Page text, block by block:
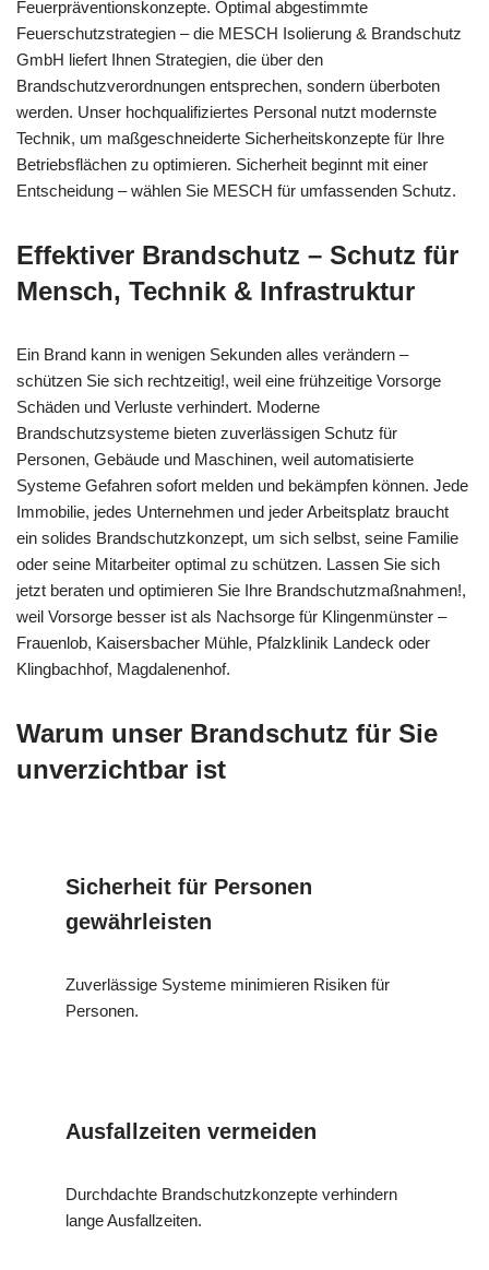
Feuerpräventionskonzepte. Optimal abgestimmte
Feuerschutzstrategien – die MESCH Isolierung & Brandschutz
GmbH liefert Ihnen Strategien, die über den
Brandschutzverordnungen entsprechen, sondern überboten
werden. Unser hochqualifiziertes Personal nutzt modernste
Technik, um maßgeschneiderte Sicherheitskonzepte für Ihre
Betriebsflächen zu optimieren. Sicherheit beginnt mit einer
Entscheidung – wählen Sie MESCH für umfassenden Schutz.
Effektiver Brandschutz – Schutz für
Mensch, Technik & Infrastruktur
Ein Brand kann in wenigen Sekunden alles verändern –
schützen Sie sich rechtzeitig!, weil eine frühzeitige Vorsorge
Schäden und Verluste verhindert. Moderne
Brandschutzsysteme bieten zuverlässigen Schutz für
Personen, Gebäude und Maschinen, weil automatisierte
Systeme Gefahren sofort melden und bekämpfen können. Jede
Immobilie, jedes Unternehmen und jeder Arbeitsplatz braucht
ein solides Brandschutzkonzept, um sich selbst, seine Familie
oder seine Mitarbeiter optimal zu schützen. Lassen Sie sich
jetzt beraten und optimieren Sie Ihre Brandschutzmaßnahmen!,
weil Vorsorge besser ist als Nachsorge für Klingenmünster –
Frauenlob, Kaisersbacher Mühle, Pfalzklinik Landeck oder
Klingbachhof, Magdalenenhof.
Warum unser Brandschutz für Sie
unverzichtbar ist
Sicherheit für Personen
gewährleisten
Zuverlässige Systeme minimieren Risiken für
Personen.
Ausfallzeiten vermeiden
Durchdachte Brandschutzkonzepte verhindern
lange Ausfallzeiten.